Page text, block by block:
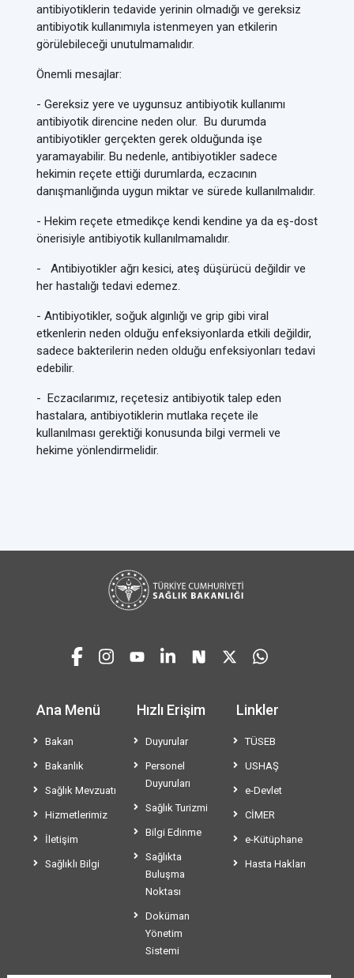
antibiyotiklerin tedavide yerinin olmadığı ve gereksiz
antibiyotik kullanımıyla istenmeyen yan etkilerin
görülebileceği unutulmamalıdır.
Önemli mesajlar:
- Gereksiz yere ve uygunsuz antibiyotik kullanımı
antibiyotik direncine neden olur. Bu durumda
antibiyotikler gerçekten gerek olduğunda işe
yaramayabilir. Bu nedenle, antibiyotikler sadece
hekimin reçete ettiği durumlarda, eczacının
danışmanlığında uygun miktar ve sürede kullanılmalıdır.
- Hekim reçete etmedikçe kendi kendine ya da eş-dost
önerisiyle antibiyotik kullanılmamalıdır.
- Antibiyotikler ağrı kesici, ateş düşürücü değildir ve
her hastalığı tedavi edemez.
- Antibiyotikler, soğuk algınlığı ve grip gibi viral
etkenlerin neden olduğu enfeksiyonlarda etkili değildir,
sadece bakterilerin neden olduğu enfeksiyonları tedavi
edebilir.
- Eczacılarımız, reçetesiz antibiyotik talep eden
hastalara, antibiyotiklerin mutlaka reçete ile
kullanılması gerektiği konusunda bilgi vermeli ve
hekime yönlendirmelidir.
Ana Menü
Bakan
Bakanlık
Sağlık Mevzuatı
Hizmetlerimiz
İletişim
Sağlıklı Bilgi
Hızlı Erişim
Duyurular
Personel
Duyuruları
Sağlık Turizmi
Bilgi Edinme
Sağlıkta
Buluşma
Noktası
Doküman
Yönetim
Sistemi
Linkler
TÜSEB
USHAŞ
e-Devlet
CİMER
e-Kütüphane
Hasta Hakları